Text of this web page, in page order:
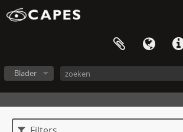
Blader